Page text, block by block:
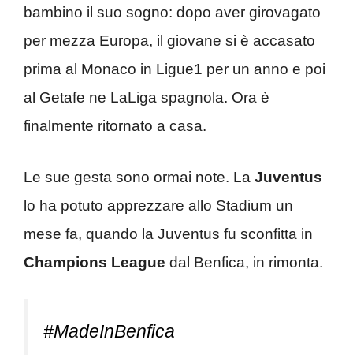
bambino il suo sogno: dopo aver girovagato
per mezza Europa, il giovane si è accasato
prima al Monaco in Ligue1 per un anno e poi
al Getafe ne LaLiga spagnola. Ora è
finalmente ritornato a casa.
Le sue gesta sono ormai note. La Juventus
lo ha potuto apprezzare allo Stadium un
mese fa, quando la Juventus fu sconfitta in
Champions League dal Benfica, in rimonta.
#MadeInBenfica